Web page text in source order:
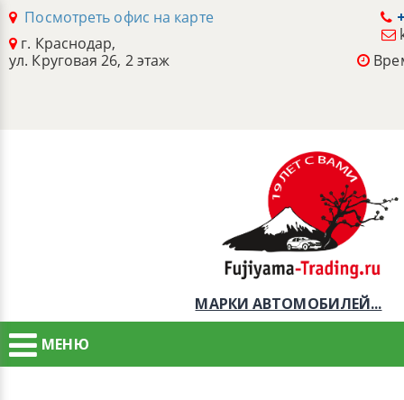
Посмотреть офис на карте
г. Краснодар,
ул. Круговая 26, 2 этаж
МАРКИ АВТОМОБИЛЕЙ...
МЕНЮ